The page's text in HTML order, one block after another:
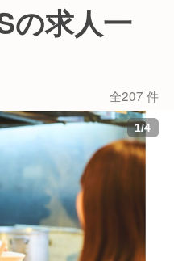
来てくださるお客様が
い喜び。
幸せな人が増えてい
のために本気になれる人
の求人一
全207 件
1/4